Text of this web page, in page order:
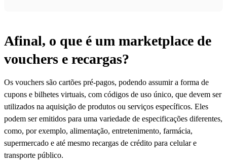
Afinal, o que é um marketplace de
vouchers e recargas?
Os vouchers são cartões pré-pagos, podendo assumir a forma de
cupons e bilhetes virtuais, com códigos de uso único, que devem ser
utilizados na aquisição de produtos ou serviços específicos. Eles
podem ser emitidos para uma variedade de especificações diferentes,
como, por exemplo, alimentação, entretenimento, farmácia,
supermercado e até mesmo recargas de crédito para celular e
transporte público.